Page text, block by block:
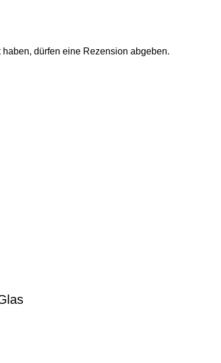
dürfen eine Rezension abgeben.